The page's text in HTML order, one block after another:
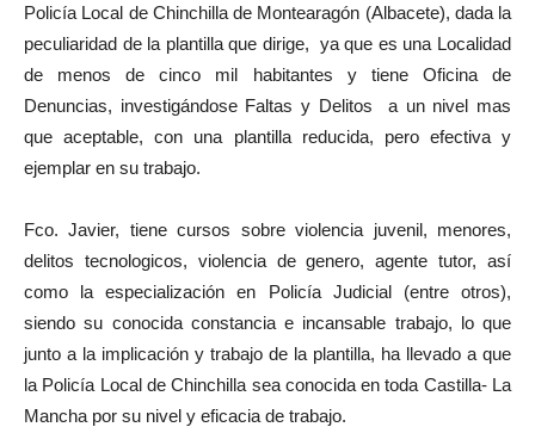
Policía Local de Chinchilla de Montearagón (Albacete), dada la
peculiaridad de la plantilla que dirige, ya que es una Localidad
de menos de cinco mil habitantes y tiene Oficina de
Denuncias, investigándose Faltas y Delitos a un nivel mas
que aceptable, con una plantilla reducida, pero efectiva y
ejemplar en su trabajo.
Fco. Javier, tiene cursos sobre violencia juvenil, menores,
delitos tecnologicos, violencia de genero, agente tutor, así
como la especialización en Policía Judicial (entre otros),
siendo su conocida constancia e incansable trabajo, lo que
junto a la implicación y trabajo de la plantilla, ha llevado a que
la Policía Local de Chinchilla sea conocida en toda Castilla- La
Mancha por su nivel y eficacia de trabajo.